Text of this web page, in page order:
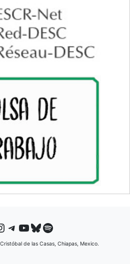
Telegram YouTube Bluesky Spotify
de las Casas, Chiapas, Mexico.